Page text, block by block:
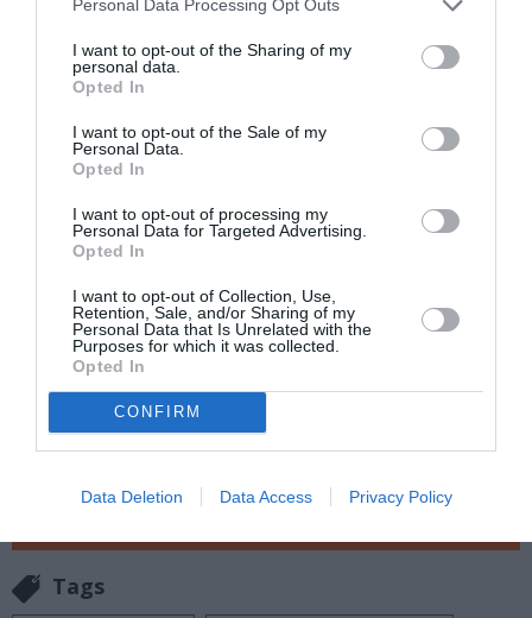
Personal Data Processing Opt Outs
I want to opt-out of the Sharing of my
personal data.
Opted In
I want to opt-out of the Sale of my
Personal Data.
Opted In
I want to opt-out of processing my
Personal Data for Targeted Advertising.
Opted In
I want to opt-out of Collection, Use,
Retention, Sale, and/or Sharing of my
Personal Data that Is Unrelated with the
Purposes for which it was collected.
Opted In
CONFIRM
Data Deletion Data Access Privacy Policy
Μέγαρο Μουσικής Αθηνών, Βασ. Σοφίας και Κόκκαλη,
Αθήνα
Μέγαρο Μουσικής Αθηνών
Eισιτήρια:
Πληροφορίες / Κρατήσεις:
www.mmb.org.gr | Τηλ.: 210 72 82 778
Ακολουθήστε το Culturenow.gr στο
μάθετε πρώτοι όλες τις ειδήσεις
Δείτε όλα τατελευταία νέα
Tags